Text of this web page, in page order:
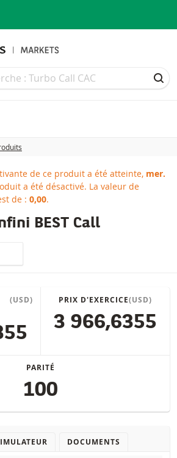
sur le site
de ce produit a été atteinte, mer.
a été désactivé. La valeur de
de : 0,00.
BEST Call
(USD) PRIX D'EXERCICE(USD)
3 966,6355
PARITÉ
100
DOCUMENTS